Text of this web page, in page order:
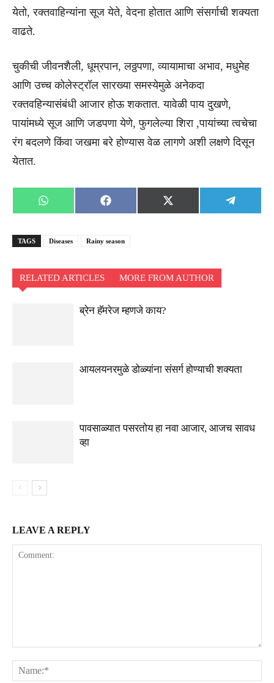
येतो, रक्तवाहिन्यांना सूज येते, वेदना होतात आणि संसर्गाची शक्यता
वाढते.
चुकीची जीवनशैली, धूम्रपान, लठ्ठपणा, व्यायामाचा अभाव, मधुमेह
आणि उच्च कोलेस्ट्रॉल सारख्या समस्येमुळे अनेकदा
रक्तवहिन्यासंबंधी आजार होऊ शकतात. यावेळी पाय दुखणे,
पायांमध्ये सूज आणि जडपणा येणे, फुगलेल्या शिरा ,पायांच्या त्वचेचा
रंग बदलणे किंवा जखमा बरे होण्यास वेळ लागणे अशी लक्षणे दिसून
येतात.
Share
on
WhatsApp
Share
on
Facebook
Share
on
X
(Twitter)
Share
on
TAGS Diseases Rainy season
RELATED ARTICLES MORE FROM AUTHOR
ब्रेन हॅमरेज म्हणजे काय?
आयलयनरमुळे डोळ्यांना संसर्ग होण्याची शक्यता
पावसाळ्यात पसरतोय हा नवा आजार, आजच सावध
व्हा
LEAVE A REPLY